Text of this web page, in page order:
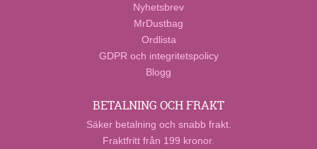
Nyhetsbrev
MrDustbag
Ordlista
GDPR och integritetspolicy
Blogg
BETALNING OCH FRAKT
Säker betalning och snabb frakt.
Fraktfritt från 199 kronor.